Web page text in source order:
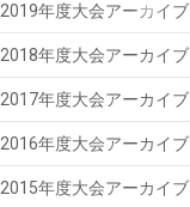
2019年度大会アーカイブ
2018年度大会アーカイブ
2017年度大会アーカイブ
2016年度大会アーカイブ
2015年度大会アーカイブ